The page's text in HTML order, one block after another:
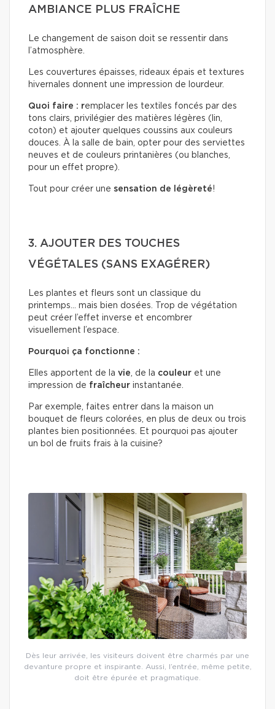
AMBIANCE PLUS FRAÎCHE
Le changement de saison doit se ressentir dans
l’atmosphère.
Les couvertures épaisses, rideaux épais et textures
hivernales donnent une impression de lourdeur.
Quoi faire : remplacer les textiles foncés par des
tons clairs, privilégier des matières légères (lin,
coton) et ajouter quelques coussins aux couleurs
douces. À la salle de bain, opter pour des serviettes
neuves et de couleurs printanières (ou blanches,
pour un effet propre).
Tout pour créer une sensation de légèreté!
3. AJOUTER DES TOUCHES
VÉGÉTALES (SANS EXAGÉRER)
Les plantes et fleurs sont un classique du
printemps… mais bien dosées. Trop de végétation
peut créer l’effet inverse et encombrer
visuellement l’espace.
Pourquoi ça fonctionne :
Elles apportent de la vie, de la couleur et une
impression de fraîcheur instantanée.
Par exemple, faites entrer dans la maison un
bouquet de fleurs colorées, en plus de deux ou trois
plantes bien positionnées. Et pourquoi pas ajouter
un bol de fruits frais à la cuisine?
Dès leur arrivée, les visiteurs doivent être charmés par une
devanture propre et inspirante. Aussi, l’entrée, même petite,
doit être épurée et pragmatique.